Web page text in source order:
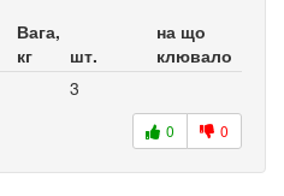
Вага,
кг
шт.
на що
клювало
3
0 0